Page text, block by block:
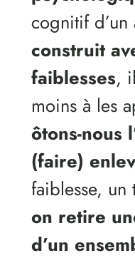
cognitif
construit
faiblesses,
moins à les
ôtons-nous
(faire)
faiblesse,
on retire
d’un